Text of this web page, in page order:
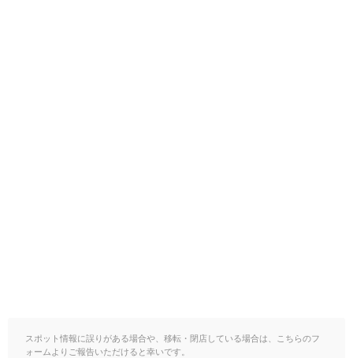
スポット情報に誤りがある場合や、移転・閉店している場合は、こちらのフ
ォームよりご報告いただけると幸いです。